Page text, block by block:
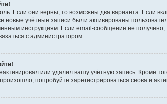
Если они верны, то возможны два варианта. Если
новые учётные записи были активированы
инструкциям. Если email-сообщение не
с администратором.
или удалил вашу учётную запись. Кроме
попробуйте зарегистрироваться снова и